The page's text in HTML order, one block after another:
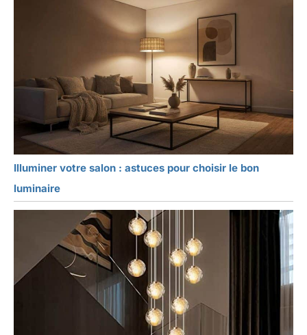
Illuminer votre salon : astuces pour choisir le bon
luminaire